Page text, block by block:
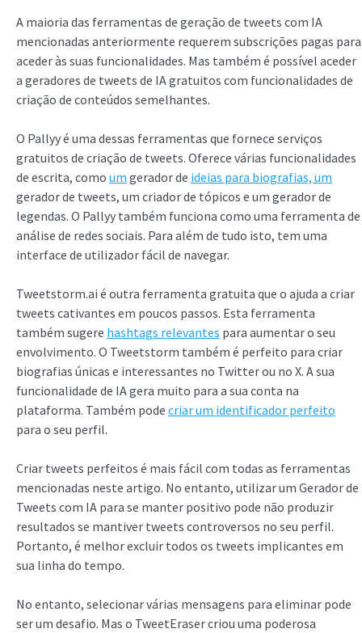
A maioria das ferramentas de geração de tweets com IA
mencionadas anteriormente requerem subscrições pagas para
aceder às suas funcionalidades. Mas também é possível aceder
a geradores de tweets de IA gratuitos com funcionalidades de
criação de conteúdos semelhantes.
O Pallyy é uma dessas ferramentas que fornece serviços
gratuitos de criação de tweets. Oferece várias funcionalidades
de escrita, como um gerador de ideias para biografias, um
gerador de tweets, um criador de tópicos e um gerador de
legendas. O Pallyy também funciona como uma ferramenta de
análise de redes sociais. Para além de tudo isto, tem uma
interface de utilizador fácil de navegar.
Tweetstorm.ai é outra ferramenta gratuita que o ajuda a criar
tweets cativantes em poucos passos. Esta ferramenta
também sugere hashtags relevantes para aumentar o seu
envolvimento. O Tweetstorm também é perfeito para criar
biografias únicas e interessantes no Twitter ou no X. A sua
funcionalidade de IA gera muito para a sua conta na
plataforma. Também pode criar um identificador perfeito
para o seu perfil.
Criar tweets perfeitos é mais fácil com todas as ferramentas
mencionadas neste artigo. No entanto, utilizar um Gerador de
Tweets com IA para se manter positivo pode não produzir
resultados se mantiver tweets controversos no seu perfil.
Portanto, é melhor excluir todos os tweets implicantes em
sua linha do tempo.
No entanto, selecionar várias mensagens para eliminar pode
ser um desafio. Mas o TweetEraser criou uma poderosa